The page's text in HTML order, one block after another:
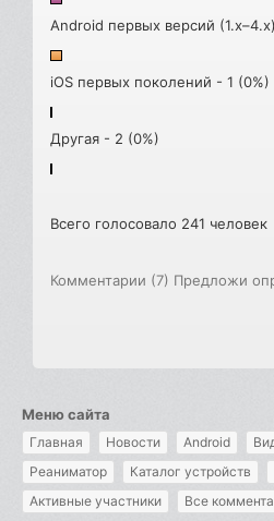
Android первых версий
iOS первых поколений - 1 (0%)
Другая - 2 (0%)
Всего голосовало 241 человек
Комментарии (7) Предложи
Меню сайта
Главная Новости Android
Реаниматор
Каталог устройств
Активные участники
Все